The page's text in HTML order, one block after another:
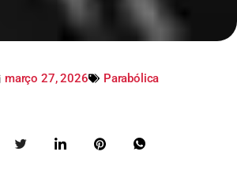
março 27, 2026
Parabólica